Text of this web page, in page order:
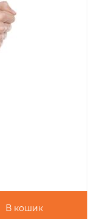
В кошик